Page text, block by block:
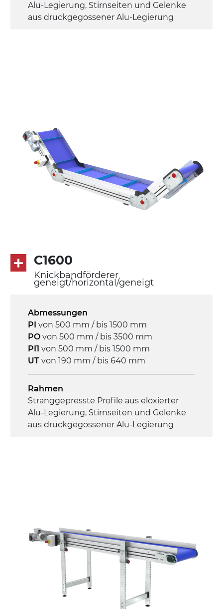
Alu-Legierung, Stirnseiten und Gelenke
aus druckgegossener Alu-Legierung
Beine aus verzinktem Metallrohr,
Schwenkräder mit/ohne Bremse (2+2)
Förderfläche
PU Oberfläche in Mattblau
230/400Vac-50Hz-3Ph
Geschwindigkeit
Steuerung
On/Off, E-Stopp, Motor-
Überlastungsschutz
C1600
Knickbandförderer
geneigt/horizontal/geneigt
Abmessungen
PI von 500 mm / bis 1500 mm
PO von 500 mm / bis 3500 mm
PI1 von 500 mm / bis 1500 mm
UT von 190 mm / bis 640 mm
Rahmen
Stranggepresste Profile aus eloxierter
Alu-Legierung, Stirnseiten und Gelenke
aus druckgegossener Alu-Legierung
aus druckgegossener Alu-Legierung,
Beine aus verzinktem Metallrohr,
Schwenkräder mit/ohne Bremse (2+2)
Förderfläche
PU Oberfläche in Mattblau